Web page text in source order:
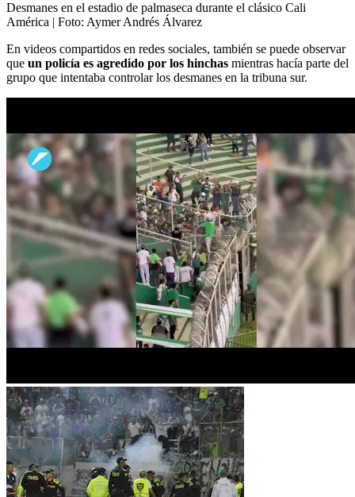
Desmanes en el estadio de palmaseca durante el clásico Cali
América | Foto: Aymer Andrés Álvarez
En videos compartidos en redes sociales, también se puede observar
que un policía es agredido por los hinchas mientras hacía parte del
grupo que intentaba controlar los desmanes en la tribuna sur.